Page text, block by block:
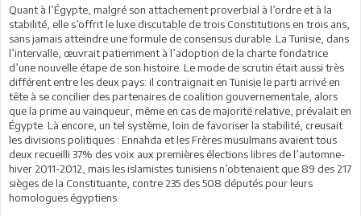
Quant à l’Égypte, malgré son attachement proverbial à l’ordre et à la
stabilité, elle s’offrit le luxe discutable de trois Constitutions en trois ans,
sans jamais atteindre une formule de consensus durable. La Tunisie, dans
l’intervalle, œuvrait patiemment à l’adoption de la charte fondatrice
d’une nouvelle étape de son histoire. Le mode de scrutin était aussi très
différent entre les deux pays: il contraignait en Tunisie le parti arrivé en
tête à se concilier des partenaires de coalition gouvernementale, alors
que la prime au vainqueur, même en cas de majorité relative, prévalait en
Égypte. Là encore, un tel système, loin de favoriser la stabilité, creusait
les divisions politiques : Ennahda et les Frères musulmans avaient tous
deux recueilli 37% des voix aux premières élections libres de l’automne-
hiver 2011-2012, mais les islamistes tunisiens n’obtenaient que 89 des 217
sièges de la Constituante, contre 235 des 508 députés pour leurs
homologues égyptiens.